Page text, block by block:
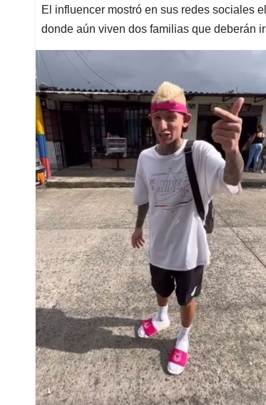
El influencer mostró en sus redes sociales
donde aún viven dos familias que deberán